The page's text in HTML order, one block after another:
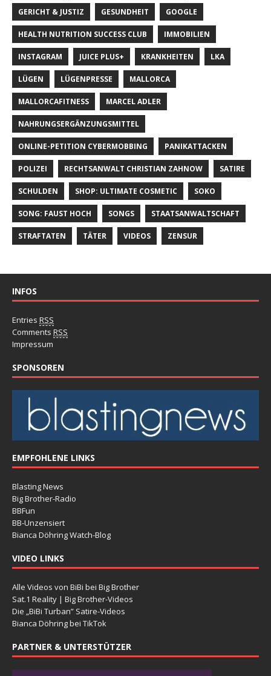
GERICHT & JUSTIZ GESUNDHEIT GOOGLE
HEALTH NUTRITION SUCCESS CLUB IMMOBILIEN
INSTAGRAM JUICE PLUS+ KRANKHEITEN LKA
LÜGEN LÜGENPRESSE MALLORCA
MALLORCAFITNESS MARCEL ADLER
NAHRUNGSERGÄNZUNGSMITTEL
ONLINE-PETITION CYBERMOBBING PANIKATTACKEN
POLIZEI RECHTSANWALT CHRISTIAN ZAHNOW SATIRE
SCHULDEN SHOP: ULTIMATE COSMETIC SOKO
SONG: FAUST HOCH SONGS STAATSANWALTSCHAFT
STRAFTATEN TÄTER VIDEOS ZENSUR
INFOS
Entries RSS
Comments RSS
Impressum
SPONSOREN
EMPFOHLENE LINKS
Blasting News
Big Brother-Radio
BBFun
BB-Unzensiert
Bianca Döhring Watch-Blog
VIDEO LINKS
Alle Videos von BiBi bei Big Brother
Sat.1 Reality | Big Brother-Videos
Die „BiBi Turban” Satire-Videos
Bianca Döhring bei TikTok
PARTNER & UNTERSTÜTZER